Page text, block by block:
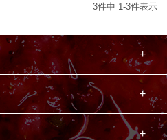
3件中 1 -3件表示